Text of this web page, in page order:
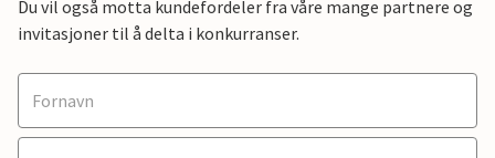
Du vil også motta kundefordeler fra våre mange partnere og
invitasjoner til å delta i konkurranser.